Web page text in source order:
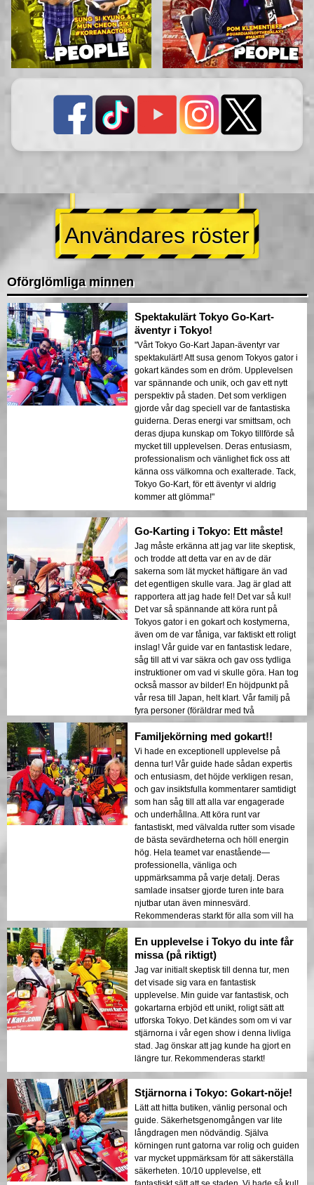
Användares röster
Oförglömliga minnen
Spektakulärt Tokyo Go-Kart-
äventyr i Tokyo!
"Vårt Tokyo Go-Kart Japan-äventyr var
spektakulärt! Att susa genom Tokyos gator i
gokart kändes som en dröm. Upplevelsen
var spännande och unik, och gav ett nytt
perspektiv på staden. Det som verkligen
gjorde vår dag speciell var de fantastiska
guiderna. Deras energi var smittsam, och
deras djupa kunskap om Tokyo tillförde så
mycket till upplevelsen. Deras entusiasm,
professionalism och vänlighet fick oss att
känna oss välkomna och exalterade. Tack,
Tokyo Go-Kart, för ett äventyr vi aldrig
kommer att glömma!"
Go-Karting i Tokyo: Ett måste!
Jag måste erkänna att jag var lite skeptisk,
och trodde att detta var en av de där
sakerna som lät mycket häftigare än vad
det egentligen skulle vara. Jag är glad att
rapportera att jag hade fel! Det var så kul!
Det var så spännande att köra runt på
Tokyos gator i en gokart och kostymerna,
även om de var fåniga, var faktiskt ett roligt
inslag! Vår guide var en fantastisk ledare,
såg till att vi var säkra och gav oss tydliga
instruktioner om vad vi skulle göra. Han tog
också massor av bilder! En höjdpunkt på
vår resa till Japan, helt klart. Vår familj på
fyra personer (föräldrar med två
universitetsstudenter) älskade det!
Familjekörning med gokart!!
Vi hade en exceptionell upplevelse på
denna tur! Vår guide hade sådan expertis
och entusiasm, det höjde verkligen resan,
och gav insiktsfulla kommentarer samtidigt
som han såg till att alla var engagerade
och underhållna. Att köra runt var
fantastiskt, med välvalda rutter som visade
de bästa sevärdheterna och höll energin
hög. Hela teamet var enastående—
professionella, vänliga och
uppmärksamma på varje detalj. Deras
samlade insatser gjorde turen inte bara
njutbar utan även minnesvärd.
Rekommenderas starkt för alla som vill ha
en fantastisk tid och köra runt i Tokyo!
En upplevelse i Tokyo du inte får
missa (på riktigt)
Jag var initialt skeptisk till denna tur, men
det visade sig vara en fantastisk
upplevelse. Min guide var fantastisk, och
gokartarna erbjöd ett unikt, roligt sätt att
utforska Tokyo. Det kändes som om vi var
stjärnorna i vår egen show i denna livliga
stad. Jag önskar att jag kunde ha gjort en
längre tur. Rekommenderas starkt!
Stjärnorna i Tokyo: Gokart-nöje!
Lätt att hitta butiken, vänlig personal och
guide. Säkerhetsgenomgången var lite
långdragen men nödvändig. Själva
körningen runt gatorna var rolig och guiden
var mycket uppmärksam för att säkerställa
säkerheten. 10/10 upplevelse, ett